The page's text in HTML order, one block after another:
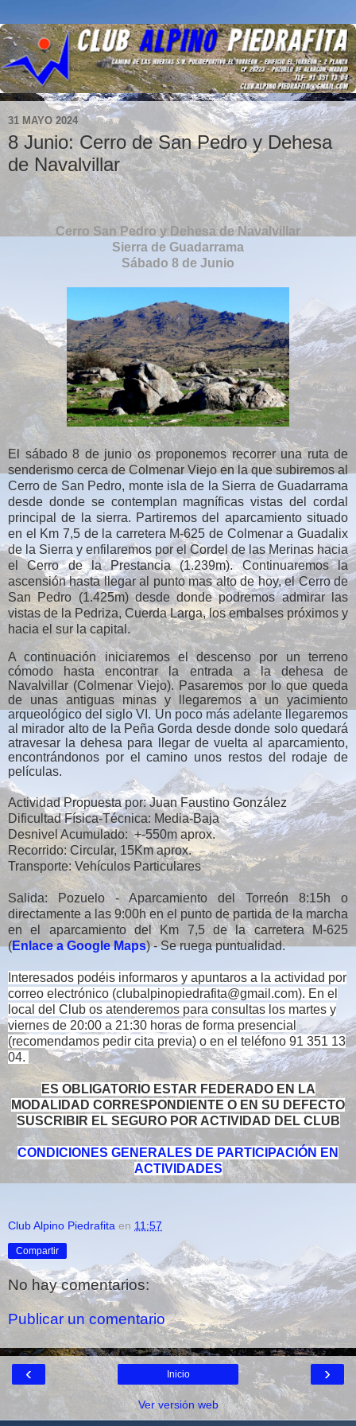
31 MAYO 2024
8 Junio: Cerro de San Pedro y Dehesa
de Navalvillar
Cerro San Pedro y Dehesa de Navalvillar
Sierra de Guadarrama
Sábado 8 de Junio
El sábado 8 de junio os proponemos recorrer una ruta de
senderismo cerca de Colmenar Viejo en la que subiremos al
Cerro de San Pedro, monte isla de la Sierra de Guadarrama
desde donde se contemplan magníficas vistas del cordal
principal de la sierra. Partiremos del aparcamiento situado
en el Km 7,5 de la carretera M-625 de Colmenar a Guadalix
de la Sierra y enfilaremos por el Cordel de las Merinas hacia
el Cerro de la Prestancia (1.239m). Continuaremos la
ascensión hasta llegar al punto mas alto de hoy, el Cerro de
San Pedro (1.425m) desde donde podremos admirar las
vistas de la Pedriza, Cuerda Larga, los embalses próximos y
hacia el sur la capital.
A continuación iniciaremos el descenso por un terreno
cómodo hasta encontrar la entrada a la dehesa de
Navalvillar (Colmenar Viejo). Pasaremos por lo que queda
de unas antiguas minas y llegaremos a un yacimiento
arqueológico del siglo VI. Un poco más adelante llegaremos
al mirador alto de la Peña Gorda desde donde solo quedará
atravesar la dehesa para llegar de vuelta al aparcamiento,
encontrándonos por el camino unos restos del rodaje de
películas.
Actividad Propuesta por: Juan Faustino González
Dificultad Física-Técnica: Media-Baja
Desnivel Acumulado: +-550m aprox.
Recorrido: Circular, 15Km aprox.
Transporte: Vehículos Particulares
Salida: Pozuelo - Aparcamiento del Torreón 8:15h o
directamente a las 9:00h en el punto de partida de la marcha
en el aparcamiento del Km 7,5 de la carretera M-625
(Enlace a Google Maps) - Se ruega puntualidad.
Interesados podéis informaros y apuntaros a la actividad por
correo electrónico (clubalpinopiedrafita@gmail.com). En el
local del Club os atenderemos para consultas los martes y
viernes de 20:00 a 21:30 horas de forma presencial
(recomendamos pedir cita previa) o en el teléfono 91 351 13
04.
ES OBLIGATORIO ESTAR FEDERADO EN LA
MODALIDAD CORRESPONDIENTE O EN SU DEFECTO
SUSCRIBIR EL SEGURO POR ACTIVIDAD DEL CLUB
CONDICIONES GENERALES DE PARTICIPACIÓN EN
ACTIVIDADES
Club Alpino Piedrafita en 11:57
Compartir
No hay comentarios:
Publicar un comentario
‹ ›
Inicio
Ver versión web